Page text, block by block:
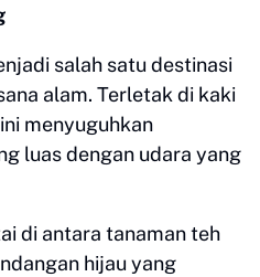
salah satu destinasi
alam. Terletak di kaki
menyuguhkan
luas dengan udara yang
di antara tanaman teh
hijau yang